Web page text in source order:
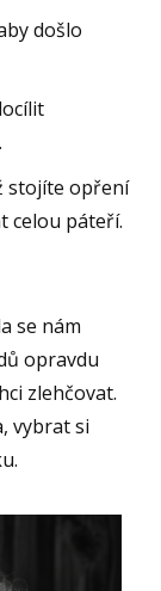
došlo
stojíte opření
celou páteří.
se nám
opravdu
zlehčovat.
vybrat si